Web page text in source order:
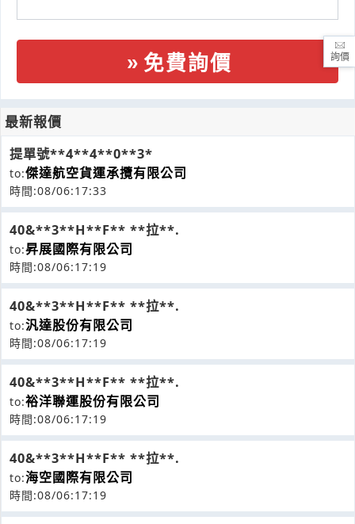
免費詢價
最新報價
提單號**4**4**0**3*
to:傑達航空貨運承攬有限公司
時間:08/06:17:33
40&**3**H**F** **拉**.
to:昇展國際有限公司
時間:08/06:17:19
40&**3**H**F** **拉**.
to:汎達股份有限公司
時間:08/06:17:19
40&**3**H**F** **拉**.
to:裕洋聯運股份有限公司
時間:08/06:17:19
40&**3**H**F** **拉**.
to:海空國際有限公司
時間:08/06:17:19
詢價